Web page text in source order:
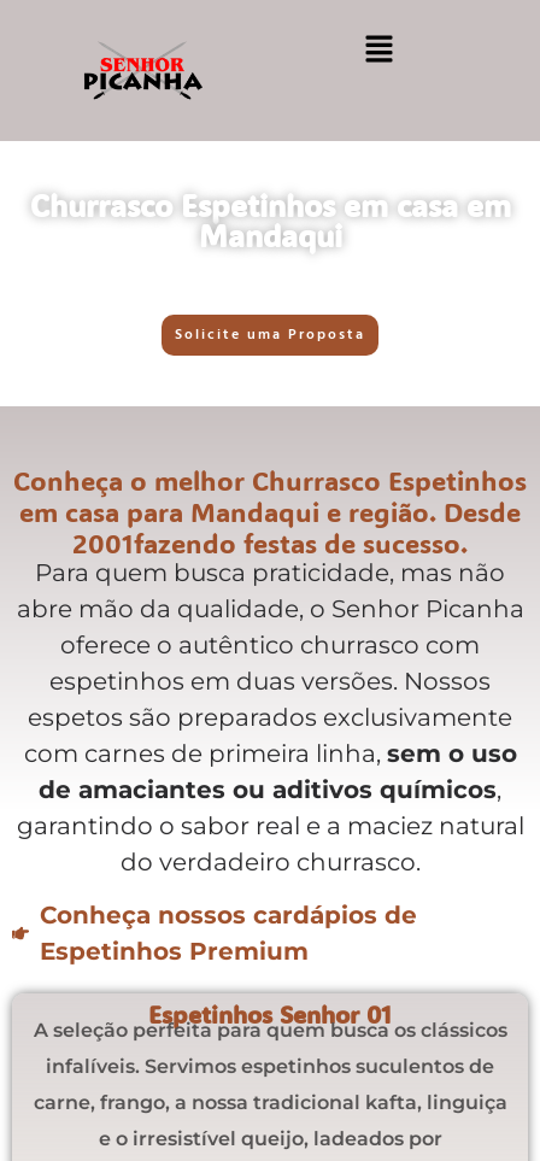
Churrasco Espetinhos em casa em
Mandaqui
Solicite uma Proposta
Conheça o melhor Churrasco Espetinhos
em casa para Mandaqui e região. Desde
2001fazendo festas de sucesso.
Para quem busca praticidade, mas não
abre mão da qualidade, o Senhor Picanha
oferece o autêntico churrasco com
espetinhos em duas versões. Nossos
espetos são preparados exclusivamente
com carnes de primeira linha, sem o uso
de amaciantes ou aditivos químicos,
garantindo o sabor real e a maciez natural
do verdadeiro churrasco.
Conheça nossos cardápios de
Espetinhos Premium​
Espetinhos Senhor 01
A seleção perfeita para quem busca os clássicos
infalíveis. Servimos espetinhos suculentos de
carne, frango, a nossa tradicional kafta, linguiça
e o irresistível queijo, ladeados por